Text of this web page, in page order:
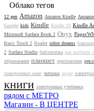
Облако тегов
12 gen Amazon Amazon Kindle
Google kids Kindle Kindle 10 Kindle
Microsoft Surface Book 2 Onyx
Basic Touch 2 Reader robot dreams
2 Surface Studio библиотека как выбрать
образование планшет приложения
электронных книг читалка экран
книги электронные учебники
рядом с МЕТРО
Магазин - В ЦЕНТРЕ